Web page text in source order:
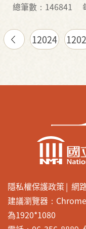
總筆數：146841
12024
隱私權保護政策 網
建議瀏覽器：
為1920*1080